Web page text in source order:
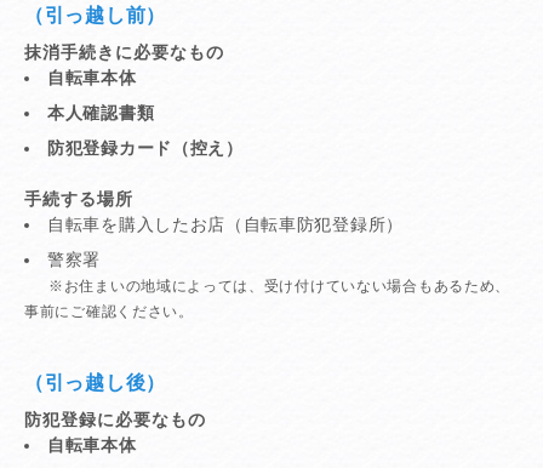
（引っ越し前）
抹消手続きに必要なもの
自転車本体
本人確認書類
防犯登録カード（控え）
手続する場所
自転車を購入したお店（自転車防犯登録所）
警察署
※お住まいの地域によっては、受け付けていない場合もあるため、
事前にご確認ください。
（引っ越し後）
防犯登録に必要なもの
自転車本体